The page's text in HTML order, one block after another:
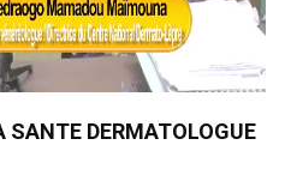
SANTE DERMATOLOGUE